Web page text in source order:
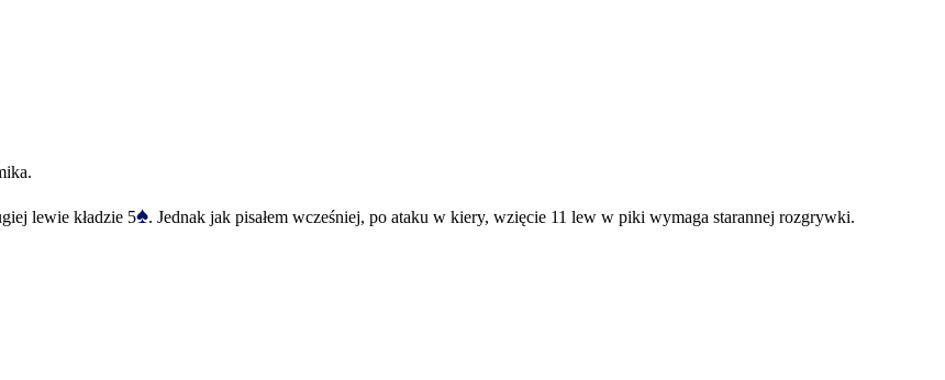
lewie kładzie 5♠. Jednak jak pisałem wcześniej, po ataku w kiery, wzięcie 11 lew w piki wymaga starannej rozgrywki.